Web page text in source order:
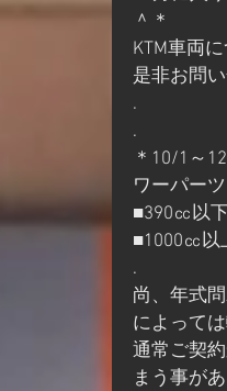
＾＊
KTM車両
是非お問
.
.
＊10/1～
ワーパー
■390㏄以
■1000㏄以
.
尚、年式
によって
通常ご契
まう事が